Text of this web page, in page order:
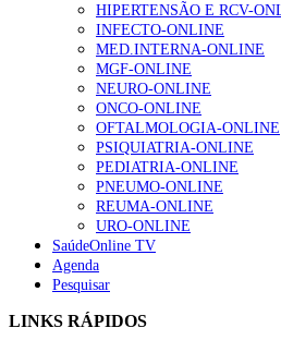
1.º Episódio do Podcast
te na Insuficiência
99 visualizações
“Os programas de
custo-efetivos e
sustentável para os
88 visualizações
apresentavam níveis
HIPERTENSÃO E RCV-
INFECTO-ONLINE
MED.INTERNA-ONLINE
MGF-ONLINE
NEURO-ONLINE
ONCO-ONLINE
OFTALMOLOGIA-ONLINE
PSIQUIATRIA-ONLINE
PEDIATRIA-ONLINE
PNEUMO-ONLINE
REUMA-ONLINE
URO-ONLINE
SaúdeOnline TV
Agenda
Pesquisar
LINKS RÁPIDOS